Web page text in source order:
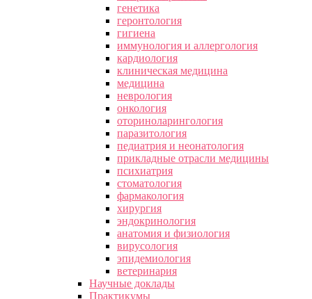
генетика
геронтология
гигиена
иммунология и аллергология
кардиология
клиническая медицина
медицина
неврология
онкология
оториноларингология
паразитология
педиатрия и неонатология
прикладные отрасли медицины
психиатрия
стоматология
фармакология
хирургия
эндокринология
анатомия и физиология
вирусология
эпидемиология
ветеринария
Научные доклады
Практикумы